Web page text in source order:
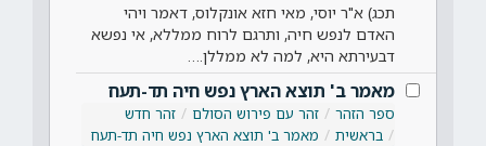
תכג) א"ר יוסי, מאי חזא אונקלוס, דאמר ויהי
האדם לנפש חיה, ותרגם לרוח ממללא, אי נפשא
דבעירתא היא, למה לא ממללן.…
מאמר ב' תוצא הארץ נפש חיה תד-תעח
ספר הזהר זהר עם פירוש הסולם
זהר חדש
בראשית
מאמר ב' תוצא הארץ נפש חיה תד-תעח